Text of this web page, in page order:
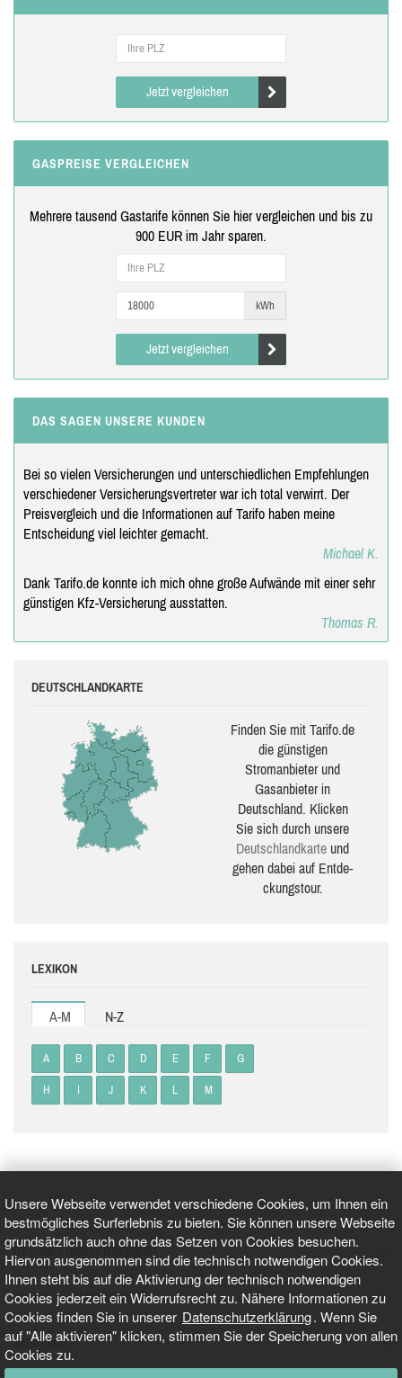
Unsere Webseite verwendet verschiedene Cookies, um Ihnen ein
bestmögliches Surferlebnis zu bieten. Sie können unsere Webseite
grundsätzlich auch ohne das Setzen von Cookies besuchen.
Hiervon ausgenommen sind die technisch notwendigen Cookies.
Ihnen steht bis auf die Aktivierung der technisch notwendigen
Cookies jederzeit ein Widerrufsrecht zu. Nähere Informationen zu
Cookies finden Sie in unserer Datenschutzerklärung. Wenn Sie
auf "Alle aktivieren" klicken, stimmen Sie der Speicherung von allen
Cookies zu.
Jetzt vergleichen
GASPREISE VERGLEICHEN
Mehrere tausend Gastarife können Sie hier vergleichen und bis zu
900 EUR im Jahr sparen.
kWh
Jetzt vergleichen
DAS SAGEN UNSERE KUNDEN
Bei so vielen Versicherungen und unterschiedlichen Empfehlungen
verschiedener Versicherungsvertreter war ich total verwirrt. Der
Preisvergleich und die Informationen auf Tarifo haben meine
Entscheidung viel leichter gemacht.
Michael K.
Dank Tarifo.de konnte ich mich ohne große Aufwände mit einer sehr
günstigen Kfz-Versicherung ausstatten.
Thomas R.
DEUTSCHLANDKARTE
Finden Sie mit Tarifo.de
die güns­ti­gen
Stromanbieter und
Gasanbieter in
Deutschland. Klicken
Sie sich durch unsere
Deutsch­land­karte und
gehen dabei auf Ent­de­
ckungs­tour.
LEXIKON
A-M N-Z
A B C D E F G
H I J K L M
GEPRÜFT UND ZERTIFIZIERT
AKTUELLE NACHRICHTEN
TARIFO.DE